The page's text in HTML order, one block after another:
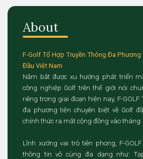
About
F-Golf Tổ Hợp Truyền Thông Đa Phương
Đầu Việt Nam
Nắm bắt được xu hướng phát triển
công nghiệp Golf trên thế giới nói
riêng trong giai đoạn hiện nay, F-GOLF
đa phương tiện chuyên biệt về Golf
chính thức ra mắt cộng đồng vào tháng
Lĩnh xướng vai trò tiên phong, F-
thông tin vô cùng đa dạng như: